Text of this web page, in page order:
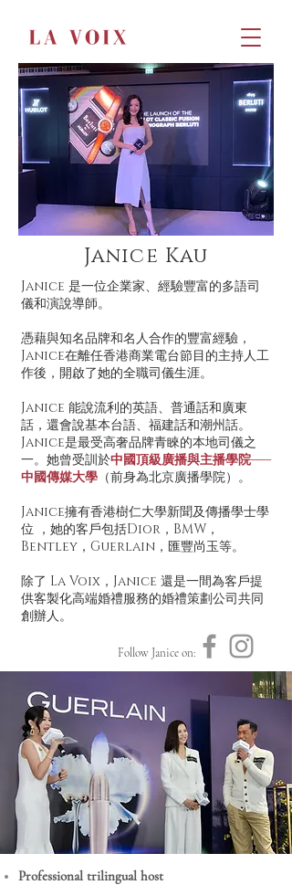
Janice Kau
Janice 是一位企業家、經驗豐富的多語司
儀和演說導師。
憑藉與知名品牌和名人合作的豐富經驗，
Janice在離任香港商業電台節目的主持人工
作後，開啟了她的全職司儀生涯。
Janice 能說流利的英語、普通話和廣東
話，還會說基本台語、福建話和潮州話。
Janice是最受高奢品牌青睞的本地司儀之
一。她曾受訓於中國頂級廣播與主播學院——
中國傳媒大學 （前身為北京廣播學院）。
Janice擁有香港樹仁大學新聞及傳播學士學
位 ，她的客戶包括Dior，BMW，
Bentley，Guerlain，匯豐尚玉等。
除了 La Voix，Janice 還是一間為客戶提
供客製化高端婚禮服務的婚禮策劃公司共同
創辦人。
Follow Janice on:
Professional trilingual host